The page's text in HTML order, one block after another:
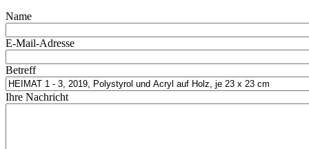
Name
E-Mail-Adresse
Betreff
Ihre Nachricht